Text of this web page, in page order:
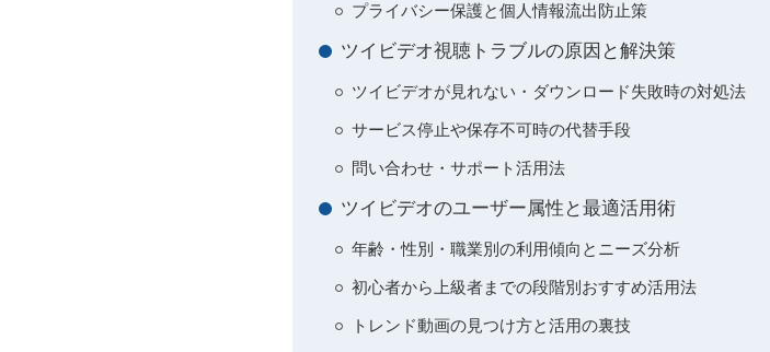
プライバシー保護と個人情報流出防止策
ツイビデオ視聴トラブルの原因と解決策
ツイビデオが見れない・ダウンロード失敗時の対処法
サービス停止や保存不可時の代替手段
問い合わせ・サポート活用法
ツイビデオのユーザー属性と最適活用術
年齢・性別・職業別の利用傾向とニーズ分析
初心者から上級者までの段階別おすすめ活用法
トレンド動画の見つけ方と活用の裏技